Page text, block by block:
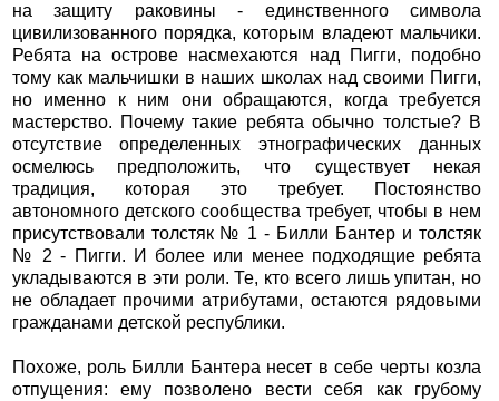
на защиту раковины - единственного символа
цивилизованного порядка, которым владеют мальчики.
Ребята на острове насмехаются над Пигги, подобно
тому как мальчишки в наших школах над своими Пигги,
но именно к ним они обращаются, когда требуется
мастерство. Почему такие ребята обычно толстые? В
отсутствие определенных этнографических данных
осмелюсь предположить, что существует некая
традиция, которая это требует. Постоянство
автономного детского сообщества требует, чтобы в нем
присутствовали толстяк № 1 - Билли Бантер и толстяк
№ 2 - Пигги. И более или менее подходящие ребята
укладываются в эти роли. Те, кто всего лишь упитан, но
не обладает прочими атрибутами, остаются рядовыми
гражданами детской республики.
Похоже, роль Билли Бантера несет в себе черты козла
отпущения: ему позволено вести себя как грубому